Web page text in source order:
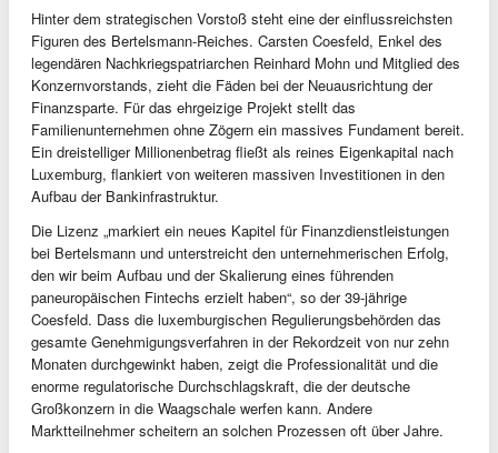
Hinter dem strategischen Vorstoß steht eine der einflussreichsten
Figuren des Bertelsmann-Reiches. Carsten Coesfeld, Enkel des
legendären Nachkriegspatriarchen Reinhard Mohn und Mitglied des
Konzernvorstands, zieht die Fäden bei der Neuausrichtung der
Finanzsparte. Für das ehrgeizige Projekt stellt das
Familienunternehmen ohne Zögern ein massives Fundament bereit.
Ein dreistelliger Millionenbetrag fließt als reines Eigenkapital nach
Luxemburg, flankiert von weiteren massiven Investitionen in den
Aufbau der Bankinfrastruktur.
Die Lizenz „markiert ein neues Kapitel für Finanzdienstleistungen
bei Bertelsmann und unterstreicht den unternehmerischen Erfolg,
den wir beim Aufbau und der Skalierung eines führenden
paneuropäischen Fintechs erzielt haben“, so der 39-jährige
Coesfeld. Dass die luxemburgischen Regulierungsbehörden das
gesamte Genehmigungsverfahren in der Rekordzeit von nur zehn
Monaten durchgewinkt haben, zeigt die Professionalität und die
enorme regulatorische Durchschlagskraft, die der deutsche
Großkonzern in die Waagschale werfen kann. Andere
Marktteilnehmer scheitern an solchen Prozessen oft über Jahre.